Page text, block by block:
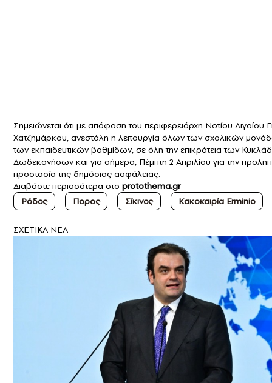
Σημειώνεται ότι με απόφαση του περιφερειάρχη Νοτίου Αιγαίου
Χατζημάρκου, ανεστάλη η λειτουργία όλων των σχολικών
των εκπαιδευτικών βαθμίδων, σε όλη την επικράτεια των
Δωδεκανήσων και για σήμερα, Πέμπτη 2 Απριλίου για την
προστασία της δημόσιας ασφάλειας.
Διαβάστε περισσότερα στο protothema.gr
Ρόδος
Πορος Σίκινος Kακοκαιρία Erminio
ΣXETIKA NEA